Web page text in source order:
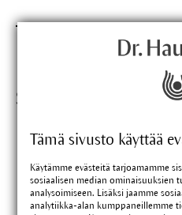
Tämä sivusto käyttää
Käytämme evästeitä tarjoamamme
sosiaalisen median ominaisuuksien
analysoimiseen. Lisäksi jaamme
analytiikka-alan kumppaneillemme
Sopivat tuotteet